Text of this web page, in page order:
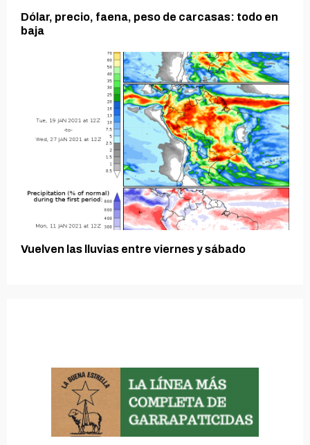
Dólar, precio, faena, peso de carcasas: todo en
baja
Vuelven las lluvias entre viernes y sábado